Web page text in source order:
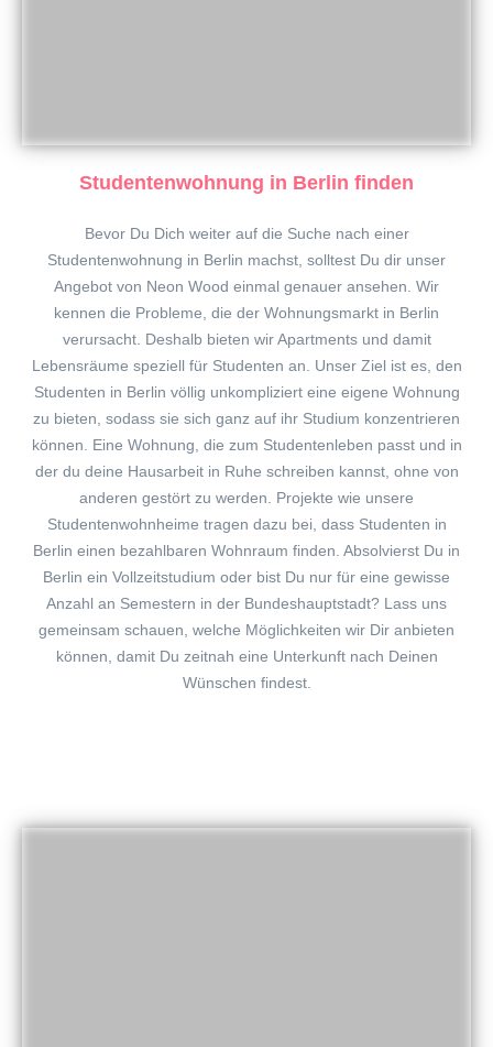
Studentenwohnung in Berlin finden
Bevor Du Dich weiter auf die Suche nach einer
Studentenwohnung in Berlin machst, solltest Du dir unser
Angebot von Neon Wood einmal genauer ansehen. Wir
kennen die Probleme, die der Wohnungsmarkt in Berlin
verursacht. Deshalb bieten wir Apartments und damit
Lebensräume speziell für Studenten an. Unser Ziel ist es, den
Studenten in Berlin völlig unkompliziert eine eigene Wohnung
zu bieten, sodass sie sich ganz auf ihr Studium konzentrieren
können. Eine Wohnung, die zum Studentenleben passt und in
der du deine Hausarbeit in Ruhe schreiben kannst, ohne von
anderen gestört zu werden. Projekte wie unsere
Studentenwohnheime tragen dazu bei, dass Studenten in
Berlin einen bezahlbaren Wohnraum finden. Absolvierst Du in
Berlin ein Vollzeitstudium oder bist Du nur für eine gewisse
Anzahl an Semestern in der Bundeshauptstadt? Lass uns
gemeinsam schauen, welche Möglichkeiten wir Dir anbieten
können, damit Du zeitnah eine Unterkunft nach Deinen
Wünschen findest.